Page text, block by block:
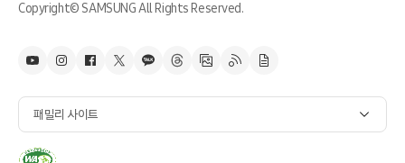
Copyright© SAMSUNG All Rights Reserved.
패밀리 사이트